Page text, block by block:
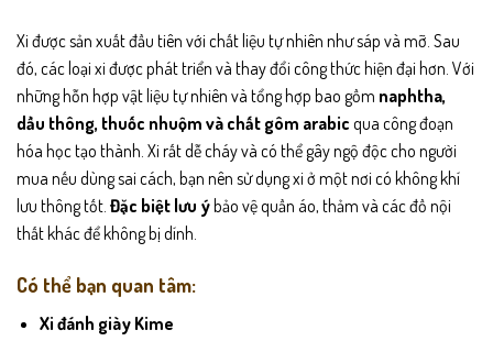
Xi được sản xuất đầu tiên với chất liệu tự nhiên như sáp và mỡ. Sau
đó, các loại xi được phát triển và thay đổi công thức hiện đại hơn. Với
những hỗn hợp vật liệu tự nhiên và tổng hợp bao gồm naphtha,
dầu thông, thuốc nhuộm và chất gôm arabic qua công đoạn
hóa học tạo thành. Xi rất dễ cháy và có thể gây ngộ độc cho người
mua nếu dùng sai cách, bạn nên sử dụng xi ở một nơi có không khí
lưu thông tốt. Đặc biệt lưu ýbảo vệ quần áo, thảm và các đồ nội
thất khác để không bị dính.
Có thể bạn quan tâm:
Xi đánh giày Kime